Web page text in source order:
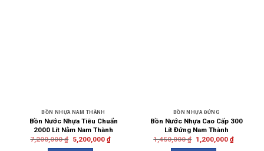
BỒN NHỰA NAM THÀNH
Bồn Nước Nhựa Tiêu Chuẩn
2000 Lít Nằm Nam Thành
7,200,000₫ 5,200,000 ₫
BỒN NHỰA ĐỨNG
Bồn Nước Nhựa Cao Cấp 300
Lít Đứng Nam Thành
1,450,000₫ 1,200,000 ₫